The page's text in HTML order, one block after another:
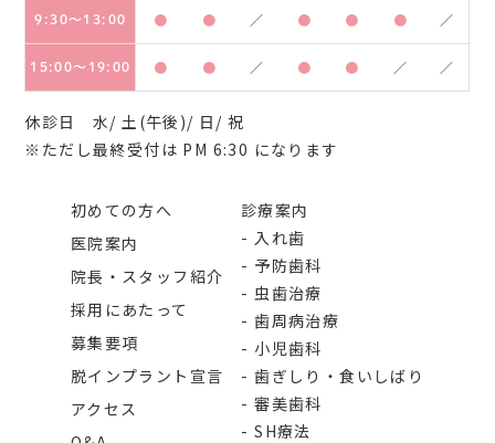
9:30～13:00 ● ● ／ ● ● ● ／
15:00～19:00 ● ● ／ ● ● ／ ／
休診日 水/ 土(午後)/ 日/ 祝
※ただし最終受付は PM 6:30 になります
初めての方へ
医院案内
院長・スタッフ紹介
採用にあたって
募集要項
脱インプラント宣言
アクセス
診療案内
入れ歯
予防歯科
虫歯治療
歯周病治療
小児歯科
歯ぎしり・食いしばり
審美歯科
SH療法